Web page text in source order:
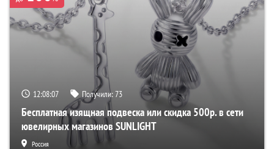
12:08:06 Получили:73
Бесплатная изящная подвеска или скидка 500р. в сети
ювелирных магазинов SUNLIGHT
Россия